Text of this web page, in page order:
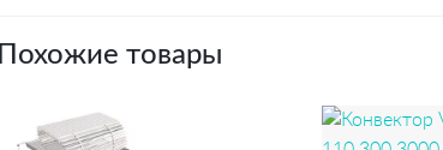
Похожие товары